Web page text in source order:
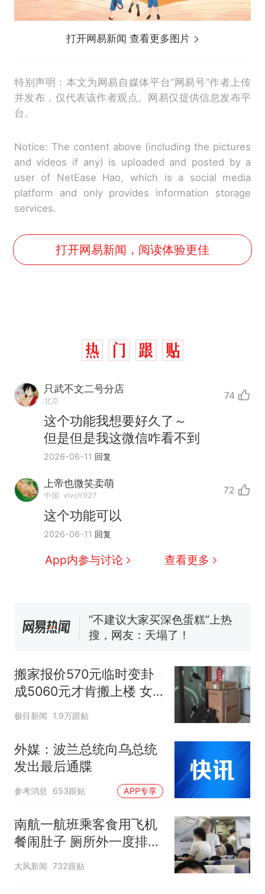
打开网易新闻 查看更多图片
特别声明：本文为网易自媒体平台“网易号”作者上传
并发布，仅代表该作者观点。网易仅提供信息发布平
台。
Notice: The content above (including the pictures
and videos if any) is uploaded and posted by a
user of NetEase Hao, which is a social media
platform and only provides information storage
services.
打开网易新闻，阅读体验更佳
只武不文二号分店
北京 74
这个功能我想要好久了～
但是但是我这微信咋看不到
2026-06-11 回复
上帝也微笑卖萌
中国 vivoY927 72
这个功能可以
2026-06-11 回复
App内参与讨论 查看更多
热 那个在床头放菜刀的女孩，
因老师一句“跟我回家”改写了
人生
新
搬家报价570元，搬到楼下
交5060元才肯搬上楼！女子傻
眼了……
空调24小时开着反而更省电？
电力部门回应
佛山一中学招聘物理教师，笔
“不建议大家买深色蛋糕”上热
搜，网友：天塌了！
因老师一句“跟我回家”改写了
人生
搬家报价570元临时变卦
成5060元才肯搬上楼 女
子傻眼
极目新闻 1.9万跟贴
外媒：波兰总统向乌总统
发出最后通牒
参考消息 653跟贴 APP专享
南航一航班乘客食用飞机
餐闹肚子 厕所外一度排长
队
大风新闻 732跟贴